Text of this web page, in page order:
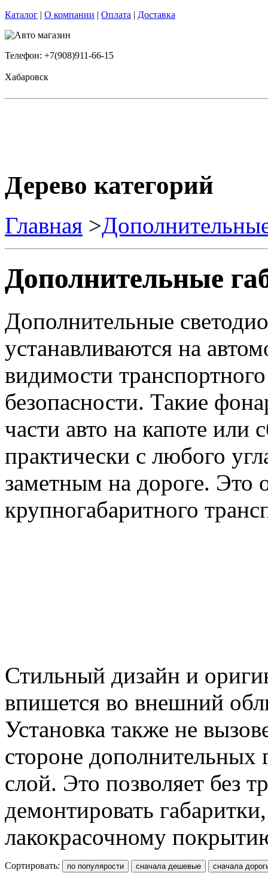
Каталог | О компании | Оплата | Доставка
Телефон: +7(908)911-66-15
Хабаровск
Дерево категорий
Главная >
Дополнительные
Дополнительные
устанавливаются на
видимости
безопасности. Такие
части авто на капоте или
практически с любого
заметным на дороге. Это
крупногабаритного
Стильный дизайн и
впишется во внешний
Установка также не
стороне дополнительных
слой. Это позволяет без
демонтировать
лакокрасочному
Сортировать: